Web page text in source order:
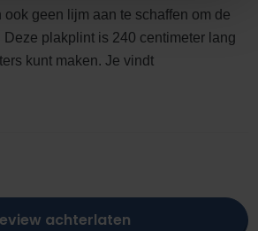
ook geen lijm aan te schaffen om de
plakplint is 240 centimeter lang
kunt maken. Je vindt
achterlaten